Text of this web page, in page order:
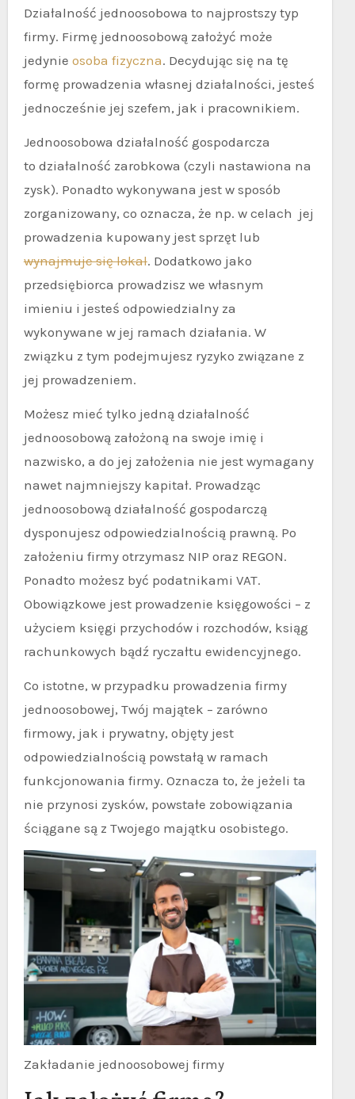
Działalność jednoosobowa to najprostszy typ
firmy. Firmę jednoosobową założyć może
jedynie osoba fizyczna. Decydując się na tę
formę prowadzenia własnej działalności, jesteś
jednocześnie jej szefem, jak i pracownikiem.
Jednoosobowa działalność gospodarcza
to działalność zarobkowa (czyli nastawiona na
zysk). Ponadto wykonywana jest w sposób
zorganizowany, co oznacza, że np. w celach jej
prowadzenia kupowany jest sprzęt lub
wynajmuje się lokal. Dodatkowo jako
przedsiębiorca prowadzisz we własnym
imieniu i jesteś odpowiedzialny za
wykonywane w jej ramach działania. W
związku z tym podejmujesz ryzyko związane z
jej prowadzeniem.
Możesz mieć tylko jedną działalność
jednoosobową założoną na swoje imię i
nazwisko, a do jej założenia nie jest wymagany
nawet najmniejszy kapitał. Prowadząc
jednoosobową działalność gospodarczą
dysponujesz odpowiedzialnością prawną. Po
założeniu firmy otrzymasz NIP oraz REGON.
Ponadto możesz być podatnikami VAT.
Obowiązkowe jest prowadzenie księgowości – z
użyciem księgi przychodów i rozchodów, ksiąg
rachunkowych bądź ryczałtu ewidencyjnego.
Co istotne, w przypadku prowadzenia firmy
jednoosobowej, Twój majątek – zarówno
firmowy, jak i prywatny, objęty jest
odpowiedzialnością powstałą w ramach
funkcjonowania firmy. Oznacza to, że jeżeli ta
nie przynosi zysków, powstałe zobowiązania
ściągane są z Twojego majątku osobistego.
Zakładanie jednoosobowej firmy